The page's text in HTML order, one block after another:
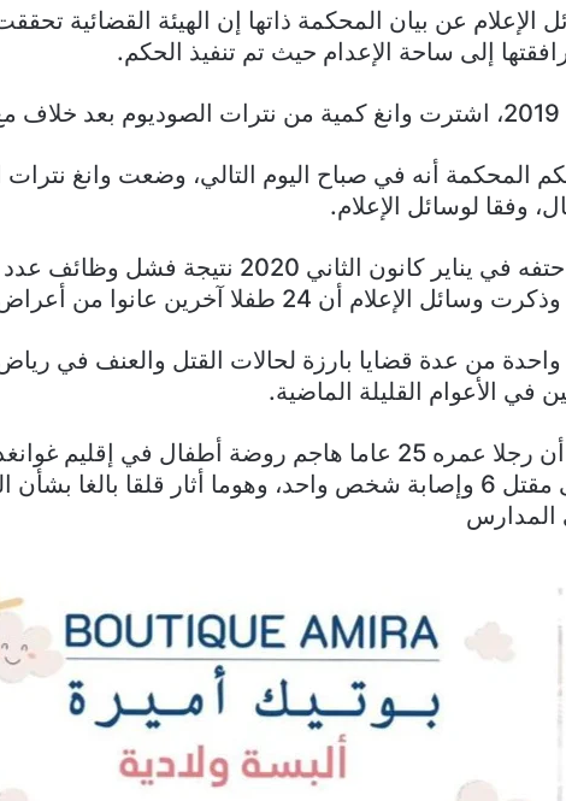
الإعلام عن بيان المحكمة ذاتها إن الهيئة القضائية
إلى ساحة الإعدام حيث تم تنفيذ الحكم.
المحكمة أنه في صباح اليوم التالي، وضعت وانغ
وفقا لوسائل الإعلام.
ولقي طفل حتفه في يناير كانون الثاني 2020
أن 24 طفلا آخرين عانوا من أعراض طفيفة.
من عدة قضايا بارزة لحالات القتل والعنف في
في الأعوام القليلة الماضية.
ويشتبه في أن رجلا عمره 25 عاما هاجم روضة أطفال في إقليم
مما أدى إلى مقتل 6 وإصابة شخص واحد، وهوما أثار قلقا بالغا
المدارس